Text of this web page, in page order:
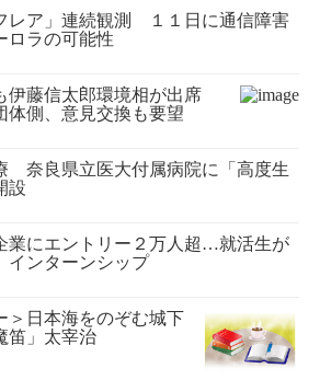
レア」連続観測 １１日に通信障害
ロラの可能性
伊藤信太郎環境相が出席
側、意見交換も要望
奈良県立医大付属病院に「高度生
設
業にエントリー２万人超…就活生が
インターンシップ
＞日本海をのぞむ城下
」太宰治